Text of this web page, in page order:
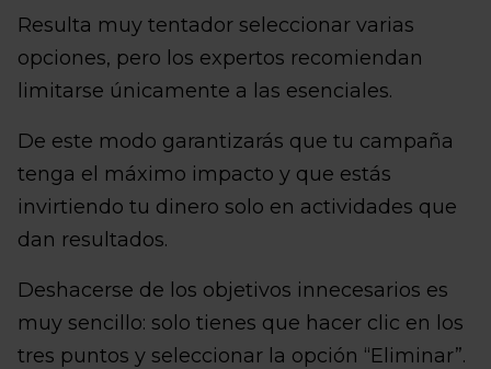
Resulta muy tentador seleccionar varias
opciones, pero los expertos recomiendan
limitarse únicamente a las esenciales.
De este modo garantizarás que tu campaña
tenga el máximo impacto y que estás
invirtiendo tu dinero solo en actividades que
dan resultados.
Deshacerse de los objetivos innecesarios es
muy sencillo: solo tienes que hacer clic en los
tres puntos y seleccionar la opción “Eliminar”.